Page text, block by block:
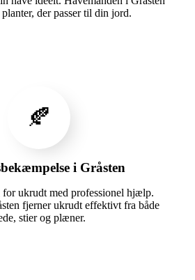
der passer til din jord.
🍂
i Gråsten
ukrudt med professionel hjælp.
fjerner ukrudt effektivt fra både
stier og plæner.